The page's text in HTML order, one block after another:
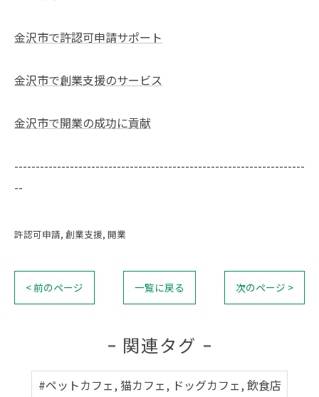
金沢市で許認可申請サポート
金沢市で創業支援のサービス
金沢市で開業の成功に貢献
--------------------------------------------------------------------
--
許認可申請 創業支援 開業
< 前のページ 一覧に戻る 次のページ >
関連タグ
#ペットカフェ, 猫カフェ, ドッグカフェ, 飲食店